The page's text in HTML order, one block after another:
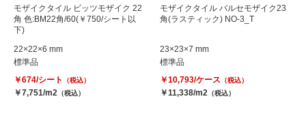
モザイクタイル ビッツモザイク 22
角 色:BM22角/60(￥750/シート以
下)
22×22×6 mm
標準品
￥674/シート
（税込）
￥7,751/m2 （税込）
モザイクタイル バルセモザイク23
角(ラスティック) NO-3_T
23×23×7 mm
標準品
￥10,793/ケース （税込）
￥11,338/m2 （税込）